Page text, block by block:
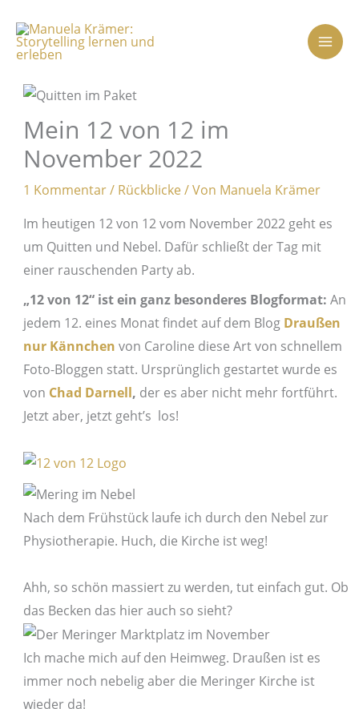
Inhalt
springen
Mein 12 von 12 im
November 2022
1 Kommentar/ Rückblicke/ Von Manuela Krämer
Im heutigen 12 von 12 vom November 2022 geht es
um Quitten und Nebel. Dafür schließt der Tag mit
einer rauschenden Party ab.
„12 von 12“ ist ein ganz besonderes Blogformat: An
jedem 12. eines Monat findet auf dem Blog Draußen
nur Kännchen von Caroline diese Art von schnellem
Foto-Bloggen statt. Ursprünglich gestartet wurde es
von Chad Darnell, der es aber nicht mehr fortführt.
Jetzt aber, jetzt geht’s los!
Nach dem Frühstück laufe ich durch den Nebel zur
Physiotherapie. Huch, die Kirche ist weg!
Ahh, so schön massiert zu werden, tut einfach gut. Ob
das Becken das hier auch so sieht?
Ich mache mich auf den Heimweg. Draußen ist es
immer noch nebelig aber die Meringer Kirche ist
wieder da!